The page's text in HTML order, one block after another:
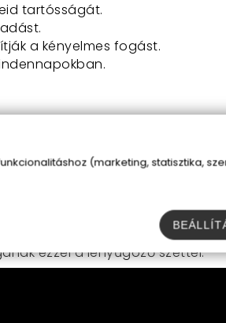
tartósságát.
a kényelmes fogást.
darabjai mennyire
a szakácskés
hatékony, így a zöldségek
koncentrálhass.
meg ezt a különleges
ezzel a lenyűgöző szettel.
(marketing, statisztika,